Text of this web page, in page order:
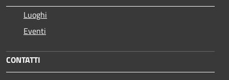
Luoghi
Eventi
CONTATTI